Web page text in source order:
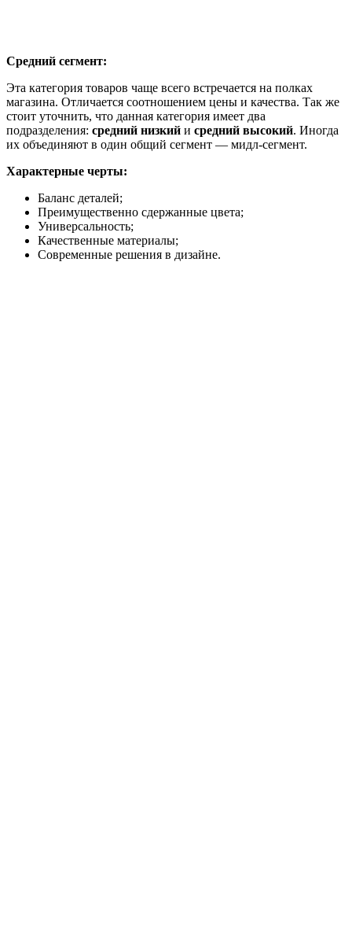
Средний сегмент:
Эта категория товаров чаще всего встречается на полках
магазина. Отличается соотношением цены и качества. Так же
стоит уточнить, что данная категория имеет два
подразделения: средний низкий и средний высокий. Иногда
их объединяют в один общий сегмент — мидл-сегмент.
Характерные черты:
Баланс деталей;
Преимущественно сдержанные цвета;
Универсальность;
Качественные материалы;
Современные решения в дизайне.